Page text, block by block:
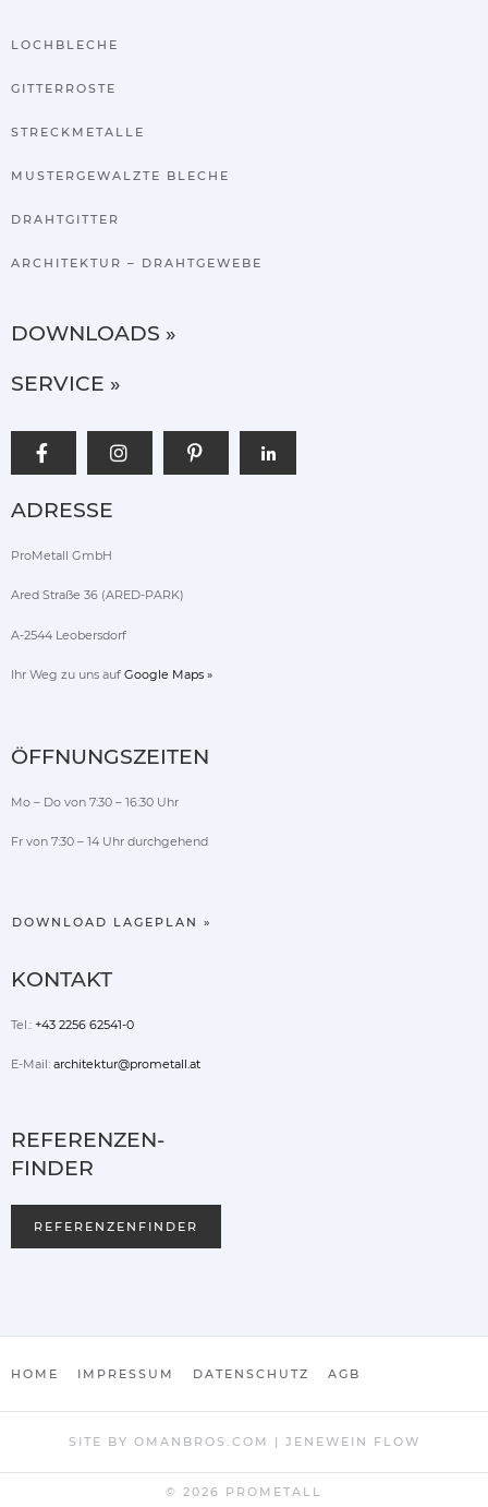
LOCHBLECHE
GITTERROSTE
STRECKMETALLE
MUSTERGEWALZTE BLECHE
DRAHTGITTER
ARCHITEKTUR – DRAHTGEWEBE
DOWNLOADS »
SERVICE »
ADRESSE
ProMetall GmbH
Ared Straße 36 (ARED-PARK)
A-2544 Leobersdorf
Ihr Weg zu uns auf Google Maps »
ÖFFNUNGSZEITEN
Mo – Do von 7:30 – 16:30 Uhr
Fr von 7:30 – 14 Uhr durchgehend
DOWNLOAD LAGEPLAN »
KONTAKT
Tel.: +43 2256 62541-0
E-Mail: architektur@prometall.at
REFERENZEN-
FINDER
REFERENZENFINDER
HOME IMPRESSUM DATENSCHUTZ AGB
SITE BY OMANBROS.COM | JENEWEIN FLOW
© 2026 PROMETALL